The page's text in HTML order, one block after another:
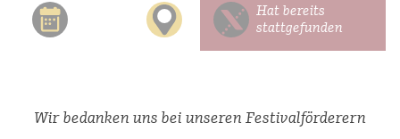
Hat bereits
stattgefunden
Wir bedanken uns bei unseren Festivalförderern